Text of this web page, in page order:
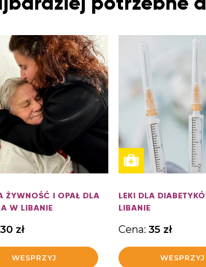
ŻYWNOŚĆ I OPAŁ DLA
W LIBANIE
30 zł
WESPRZYJ
LEKI DLA
LIBANIE
Cena: 35 zł
WESPRZYJ